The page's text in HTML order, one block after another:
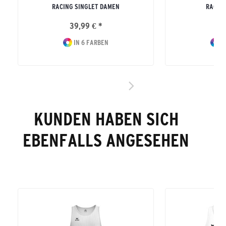
RACING SINGLET DAMEN
39,99 € *
IN 6 FARBEN
KUNDEN HABEN SICH
EBENFALLS ANGESEHEN